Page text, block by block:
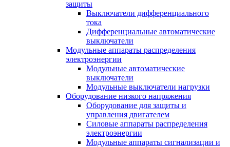
защиты
Выключатели дифференциального
тока
Дифференциальные автоматические
выключатели
Модульные аппараты распределения
электроэнергии
Модульные автоматические
выключатели
Модульные выключатели нагрузки
Оборудование низкого напряжения
Оборудование для защиты и
управления двигателем
Силовые аппараты распределения
электроэнергии
Модульные аппараты сигнализации и